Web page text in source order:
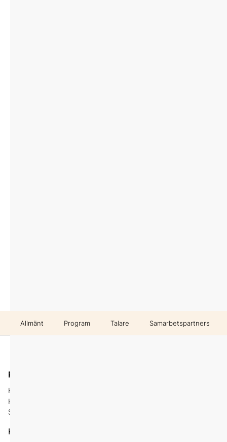
Allmänt Program Talare Samarbetspartners
På plats
Hotell Hasselbacken
Hazeliusbacken 20
Stockholm
Karta